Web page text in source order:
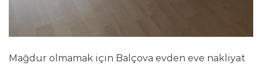
Mağdur olmamak için Balçova evden eve nakliyat